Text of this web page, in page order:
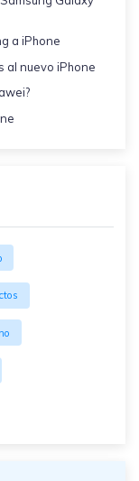
a iPhone
al nuevo iPhone